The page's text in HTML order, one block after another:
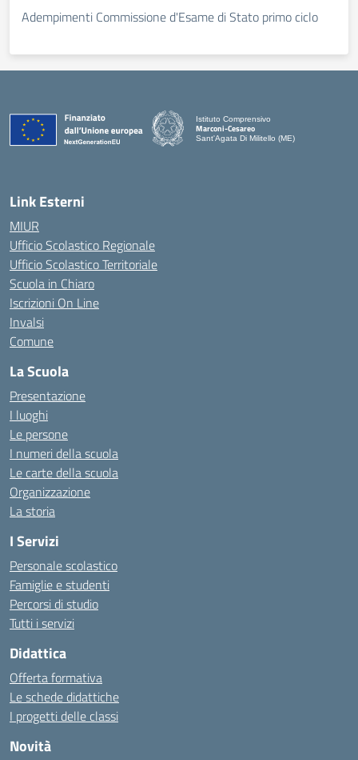
Adempimenti Commissione d'Esame di Stato primo ciclo
Istituto Comprensivo
Marconi-Cesareo
Sant'Agata Di Militello (ME)
Link Esterni
MIUR
Ufficio Scolastico Regionale
Ufficio Scolastico Territoriale
Scuola in Chiaro
Iscrizioni On Line
Invalsi
Comune
La Scuola
Presentazione
I luoghi
Le persone
I numeri della scuola
Le carte della scuola
Organizzazione
La storia
I Servizi
Personale scolastico
Famiglie e studenti
Percorsi di studio
Tutti i servizi
Didattica
Offerta formativa
Le schede didattiche
I progetti delle classi
Novità